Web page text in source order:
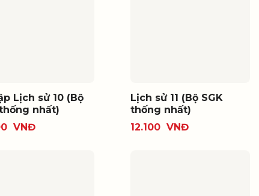
Lịch sử 10 (Bộ
nhất)
VNĐ
Lịch sử 11 (Bộ SGK
thống nhất)
12.100 VNĐ